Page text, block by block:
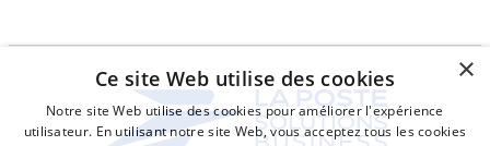
×
Ce site Web utilise des cookies
Notre site Web utilise des cookies pour améliorer l'expérience
utilisateur. En utilisant notre site Web, vous acceptez tous les cookies